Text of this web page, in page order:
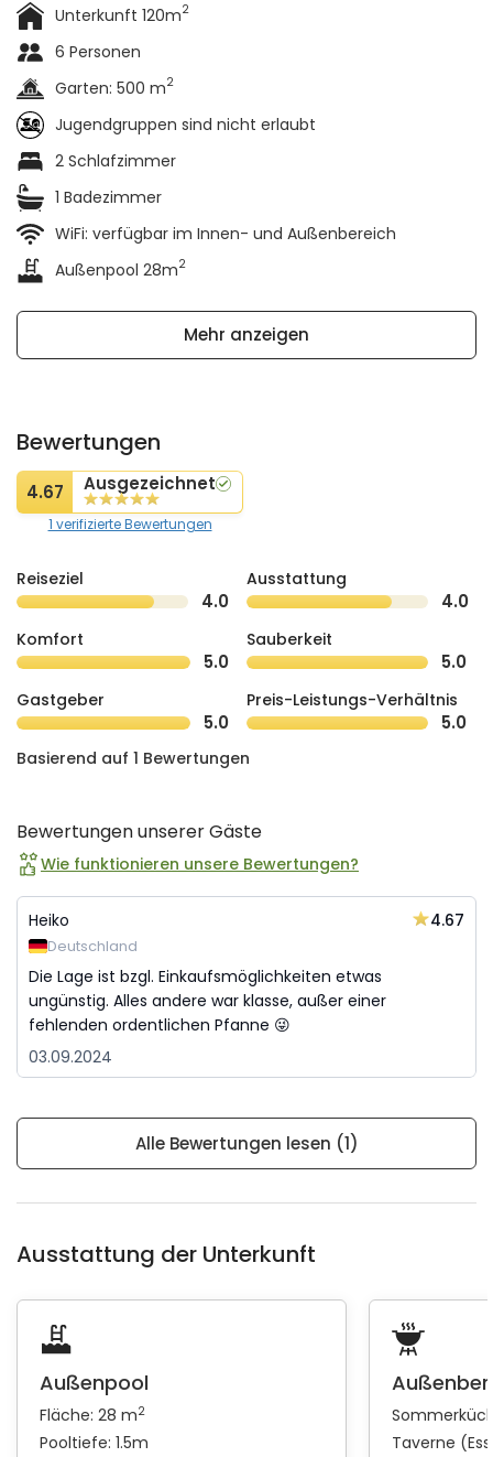
Unterkunft 120m2
6 Personen
Garten: 500 m2
Jugendgruppen sind nicht erlaubt
2 Schlafzimmer
1 Badezimmer
WiFi: verfügbar im Innen- und Außenbereich
Außenpool 28m2
Mehr anzeigen
Bewertungen
4.67 Ausgezeichnet
1 verifizierte Bewertungen
Reiseziel
4.0
Ausstattung
4.0
Komfort
5.0
Sauberkeit
5.0
Gastgeber
5.0
Preis-Leistungs-Verhältnis
5.0
Basierend auf 1 Bewertungen
Bewertungen unserer Gäste
Wie funktionieren unsere Bewertungen?
Heiko 4.67
Deutschland
Die Lage ist bzgl. Einkaufsmöglichkeiten etwas
ungünstig. Alles andere war klasse, außer einer
fehlenden ordentlichen Pfanne 😜
03.09.2024
Alle Bewertungen lesen (1)
Ausstattung der Unterkunft
Außenpool
Fläche: 28 m2
Pooltiefe: 1.5m
Taverne